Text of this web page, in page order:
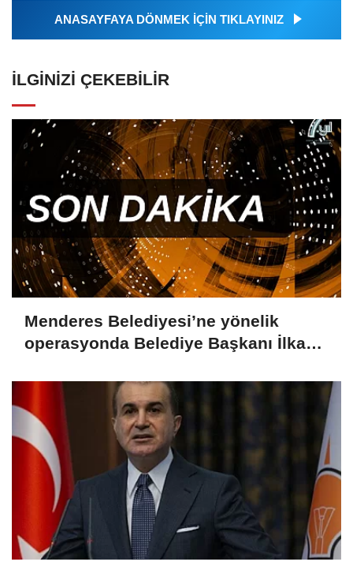
ANASAYFAYA DÖNMEK İÇİN TIKLAYINIZ
İLGINIZI ÇEKEBILIR
Menderes Belediyesi’ne yönelik
operasyonda Belediye Başkanı İlkay